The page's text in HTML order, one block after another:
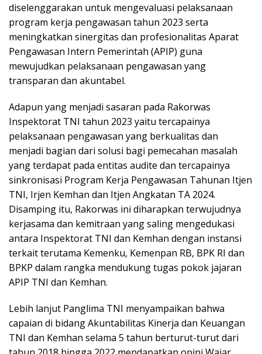
diselenggarakan untuk mengevaluasi pelaksanaan
program kerja pengawasan tahun 2023 serta
meningkatkan sinergitas dan profesionalitas Aparat
Pengawasan Intern Pemerintah (APIP) guna
mewujudkan pelaksanaan pengawasan yang
transparan dan akuntabel.
Adapun yang menjadi sasaran pada Rakorwas
Inspektorat TNI tahun 2023 yaitu tercapainya
pelaksanaan pengawasan yang berkualitas dan
menjadi bagian dari solusi bagi pemecahan masalah
yang terdapat pada entitas audite dan tercapainya
sinkronisasi Program Kerja Pengawasan Tahunan Itjen
TNI, Irjen Kemhan dan Itjen Angkatan TA 2024.
Disamping itu, Rakorwas ini diharapkan terwujudnya
kerjasama dan kemitraan yang saling mengedukasi
antara Inspektorat TNI dan Kemhan dengan instansi
terkait terutama Kemenku, Kemenpan RB, BPK RI dan
BPKP dalam rangka mendukung tugas pokok jajaran
APIP TNI dan Kemhan.
Lebih lanjut Panglima TNI menyampaikan bahwa
capaian di bidang Akuntabilitas Kinerja dan Keuangan
TNI dan Kemhan selama 5 tahun berturut-turut dari